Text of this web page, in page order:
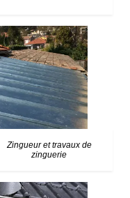
Zingueur et travaux de
zinguerie